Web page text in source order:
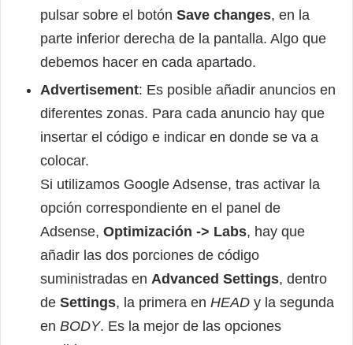
pulsar sobre el botón Save changes, en la
parte inferior derecha de la pantalla. Algo que
debemos hacer en cada apartado.
Advertisement: Es posible añadir anuncios en
diferentes zonas. Para cada anuncio hay que
insertar el código e indicar en donde se va a
colocar.
Si utilizamos Google Adsense, tras activar la
opción correspondiente en el panel de
Adsense, Optimización -> Labs, hay que
añadir las dos porciones de código
suministradas en Advanced Settings, dentro
de Settings, la primera en HEAD y la segunda
en BODY. Es la mejor de las opciones